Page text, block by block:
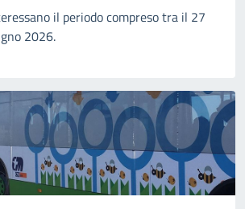
il periodo compreso tra il 27
2026.